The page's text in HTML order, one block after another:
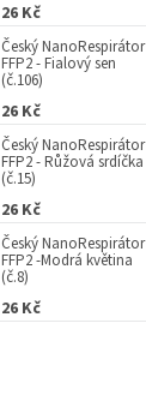
26 Kč
Český NanoRespirátor
FFP2 - Fialový sen
(č.106)
26 Kč
Český NanoRespirátor
FFP2 - Růžová srdíčka
(č.15)
26 Kč
Český NanoRespirátor
FFP2 -Modrá květina
(č.8)
26 Kč